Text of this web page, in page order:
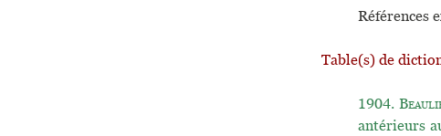
Références
Table(s) de
1904.
antérieurs